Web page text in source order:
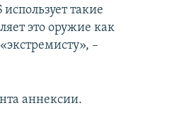
такие
это оружие как
–
аннексии.